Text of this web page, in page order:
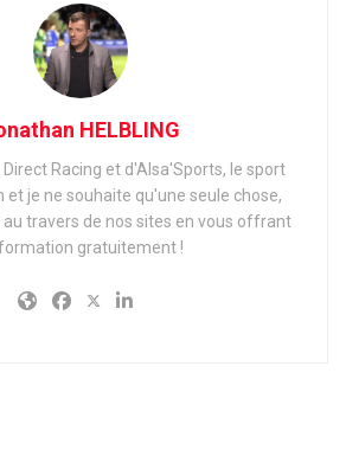
HELBLING
Racing et d'Alsa'Sports, le sport
et je ne souhaite qu'une seule chose,
travers de nos sites en vous offrant
gratuitement !